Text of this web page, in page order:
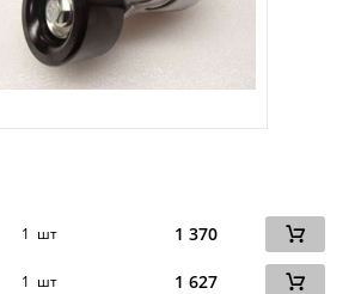
1 шт 1 370
1 шт 1 627